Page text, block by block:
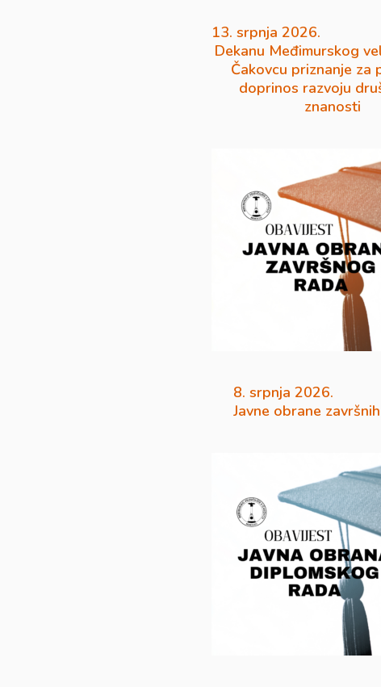
13. srpnja 2026.
Dekanu Međimurskog
Čakovcu priznanje za
doprinos razvoju
znanosti
8. srpnja 2026.
Javne obrane